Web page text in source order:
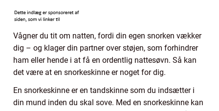
Vågner du tit om natten, fordi din egen snorken vækker
dig – og klager din partner over støjen, som forhindrer
ham eller hende i at få en ordentlig nattesøvn. Så kan
det være at en snorkeskinne er noget for dig.
En snorkeskinne er en tandskinne som du indsætter i
din mund inden du skal sove. Med en snorkeskinne kan